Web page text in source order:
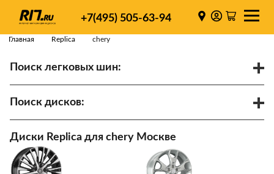
+7(495) 505-63-94
Главная Replica chery
Поиск легковых шин:
Поиск дисков:
ET
Ступица
Найти
Диски Replica для chery Москве